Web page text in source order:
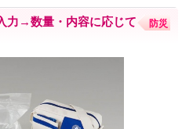
力→数量・内容に応じて
防災